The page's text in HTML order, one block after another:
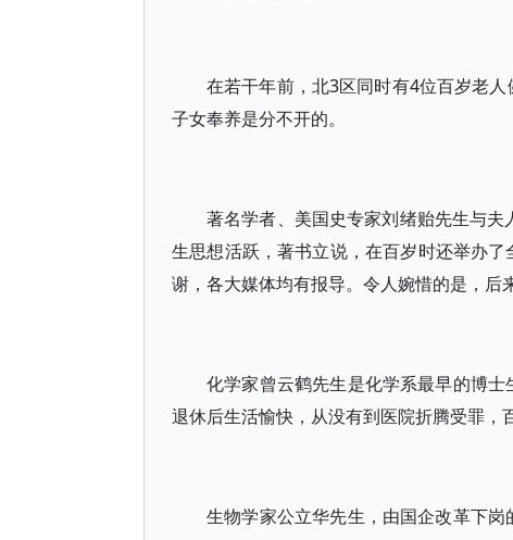
在若干年前，北3区同时有4位百岁老
子女奉养是分不开的。
著名学者、美国史专家刘绪贻先生与
生思想活跃，著书立说，在百岁时还举办
谢，各大媒体均有报导。令人婉惜的是，后
化学家曾云鹤先生是化学系最早的博
退休后生活愉快，从没有到医院折腾受罪，
生物学家公立华先生，由国企改革下